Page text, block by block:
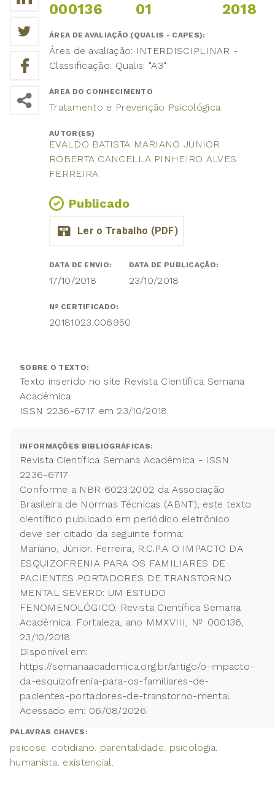
000136 01 2018
ÁREA DE AVALIAÇÃO (QUALIS - CAPES):
Área de avaliação: INTERDISCIPLINAR -
Classificação: Qualis: "A3"
ÁREA DO CONHECIMENTO
Tratamento e Prevenção Psicológica
AUTOR(ES)
EVALDO BATISTA MARIANO JÚNIOR
ROBERTA CANCELLA PINHEIRO ALVES
FERREIRA
Publicado
DATA DE ENVIO:
17/10/2018
DATA DE PUBLICAÇÃO:
23/10/2018
Nº CERTIFICADO:
20181023.006950
SOBRE O TEXTO:
Texto inserido no site Revista Científica Semana
Acadêmica
ISSN 2236-6717 em 23/10/2018.
INFORMAÇÕES BIBLIOGRÁFICAS:
Revista Científica Semana Acadêmica - ISSN
2236-6717
Conforme a NBR 6023:2002 da Associação
Brasileira de Normas Técnicas (ABNT), este texto
científico publicado em periódico eletrônico
deve ser citado da seguinte forma:
Mariano, Júnior. Ferreira, R.C.P.A O IMPACTO DA
ESQUIZOFRENIA PARA OS FAMILIARES DE
PACIENTES PORTADORES DE TRANSTORNO
MENTAL SEVERO: UM ESTUDO
FENOMENOLÓGICO. Revista Científica Semana
Acadêmica. Fortaleza, ano MMXVIII, Nº. 000136,
23/10/2018.
Disponível em:
https://semanaacademica.org.br/artigo/o-impacto-
da-esquizofrenia-para-os-familiares-de-
pacientes-portadores-de-transtorno-mental
Acessado em: 06/08/2026.
PALAVRAS CHAVES:
psicose. cotidiano. parentalidade. psicologia.
humanista. existencial.